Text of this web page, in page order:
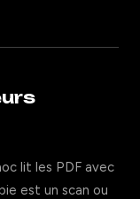
lit les PDF avec
est un scan ou